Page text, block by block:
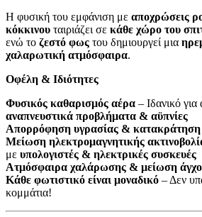
Η φυσική του εμφάνιση με αποχρώσεις
κόκκινου ταιριάζει σε κάθε χώρο του
ενώ το ζεστό φως του δημιουργεί μια
χαλαρωτική ατμόσφαιρα.
Οφέλη & Ιδιότητες
Φυσικός καθαρισμός αέρα – Ιδανικό
αναπνευστικά προβλήματα & αϋπνίες
Απορρόφηση υγρασίας & κατακράτηση
Μείωση ηλεκτρομαγνητικής
με υπολογιστές & ηλεκτρικές συσκευές
Ατμόσφαιρα χαλάρωσης & μείωση
Κάθε φωτιστικό είναι μοναδικό – Δεν
κομμάτια!